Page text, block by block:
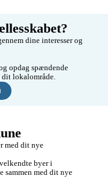
dine interesser og
opdag spændende
lokalområde.
med dit nye
byer i
sammen med dit nye